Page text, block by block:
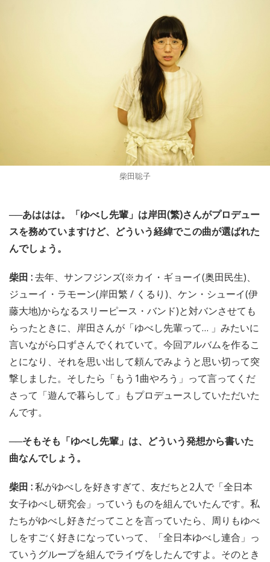
柴田聡子
──あははは。「ゆべし先輩」は岸田(繁)さんがプロデュー
スを務めていますけど、どういう経緯でこの曲が選ばれた
んでしょう。
柴田 :去年、サンフジンズ(※カイ・ギョーイ(奥田民生)、
ジューイ・ラモーン(岸田繁 / くるり)、ケン・シューイ(伊
藤大地)からなるスリーピース・バンド)と対バンさせても
らったときに、岸田さんが「ゆべし先輩って… 」みたいに
言いながら口ずさんでくれていて。今回アルバムを作るこ
とになり、それを思い出して頼んでみようと思い切って突
撃しました。そしたら「もう1曲やろう」って言ってくだ
さって「遊んで暮らして」もプロデュースしていただいた
んです。
──そもそも「ゆべし先輩」は、どういう発想から書いた
曲なんでしょう。
柴田 :私がゆべしを好きすぎて、友だちと2人で「全日本
女子ゆべし研究会」っていうものを組んでいたんです。私
たちがゆべし好きだってことを言っていたら、周りもゆべ
しをすごく好きになっていって、「全日本ゆべし連合」っ
ていうグループを組んでライヴをしたんですよ。そのとき